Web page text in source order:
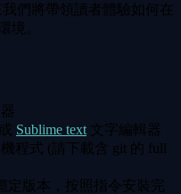
們將帶領讀者體驗如何在
境。
或 Sublime text 文字編輯器
程式 (請下載含 git 的 full
定版本，按照指令安裝完